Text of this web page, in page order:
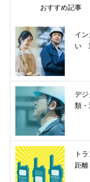
おすすめ記事
イ
い
デジ
類・
ト
距